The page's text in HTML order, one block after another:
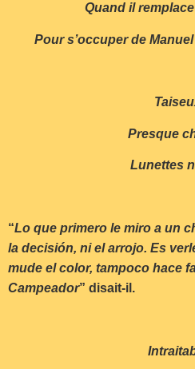
Quand il
Pour s’occuper de
Presque
Lunettes
“Lo que primero le miro a un
la decisión, ni el arrojo. Es
mude el color, tampoco hace
Campeador” disait-il.